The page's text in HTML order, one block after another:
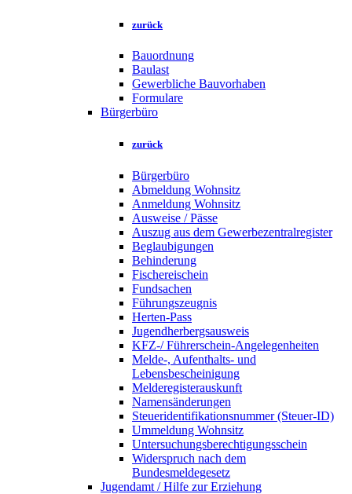
zurück
Bauordnung
Baulast
Gewerbliche Bauvorhaben
Formulare
Bürgerbüro
zurück
Bürgerbüro
Abmeldung Wohnsitz
Anmeldung Wohnsitz
Ausweise / Pässe
Auszug aus dem Gewerbezentralregister
Beglaubigungen
Behinderung
Fischereischein
Fundsachen
Führungszeugnis
Herten-Pass
Jugendherbergsausweis
KFZ-/ Führerschein-Angelegenheiten
Melde-, Aufenthalts- und
Lebensbescheinigung
Melderegisterauskunft
Namensänderungen
Steueridentifikationsnummer (Steuer-ID)
Ummeldung Wohnsitz
Untersuchungsberechtigungsschein
Widerspruch nach dem
Bundesmeldegesetz
Jugendamt / Hilfe zur Erziehung